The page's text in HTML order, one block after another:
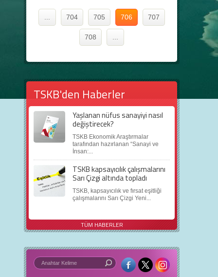
704 705 706 707
708
TSKB'den Haberler
Yaşlanan nüfus sanayiyi nasıl
değiştirecek?
TSKB Ekonomik Araştırmalar
tarafından hazırlanan “Sanayi ve
İnsan:...
TSKB kapsayıcılık çalışmalarını
Sarı Çizgi altında topladı
TSKB, kapsayıcılık ve fırsat eşitliği
çalışmalarını Sarı Çizgi Yeni...
TÜM HABERLER